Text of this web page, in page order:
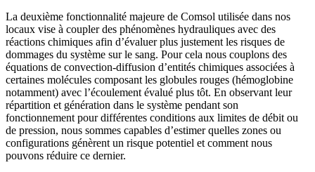
La deuxième fonctionnalité majeure de Comsol utilisée dans nos
locaux vise à coupler des phénomènes hydrauliques avec des
réactions chimiques afin d’évaluer plus justement les risques de
dommages du système sur le sang. Pour cela nous couplons des
équations de convection-diffusion d’entités chimiques associées à
certaines molécules composant les globules rouges (hémoglobine
notamment) avec l’écoulement évalué plus tôt. En observant leur
répartition et génération dans le système pendant son
fonctionnement pour différentes conditions aux limites de débit ou
de pression, nous sommes capables d’estimer quelles zones ou
configurations génèrent un risque potentiel et comment nous
pouvons réduire ce dernier.